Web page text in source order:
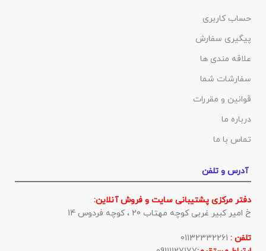
حساب کاربری
پیگیری سفارش
علاقه مندی ها
سفارشات شما
قوانین و مقررات
درباره ما
تماس با ما
آدرس و تلفن
دفتر مرکزی پشتیبانی سایت و فروش آنلاین:
خ امیر کبیر غربی کوچه مهتاب 20 ، کوچه فردوس 14
تلفن :